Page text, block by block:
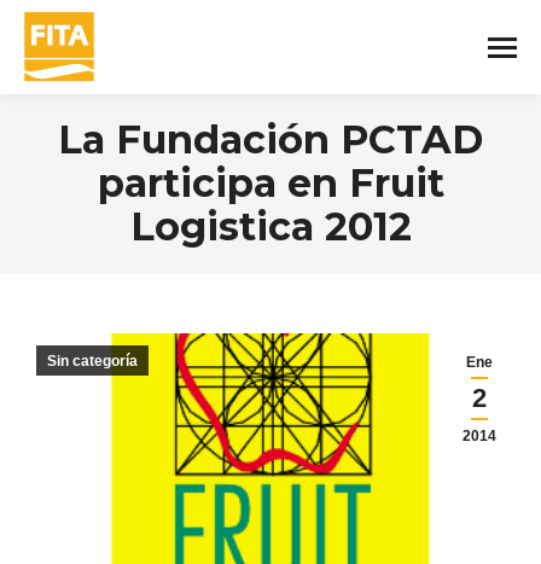
La Fundación PCTAD
participa en Fruit
Logistica 2012
Ene
2
2014
Sin categoría